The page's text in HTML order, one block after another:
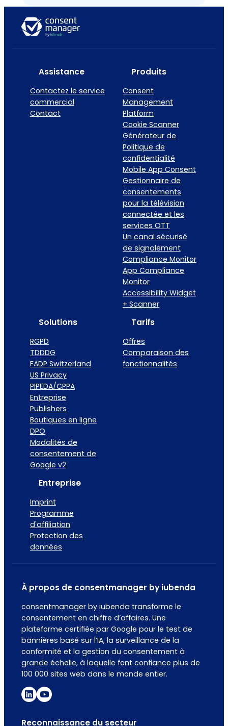
Assistance
Contactez le service
commercial
Contact
Produits
Consent
Management
Platform
Cookie Scanner
Générateur de
Politique de
confidentialité
Mobile App Consent
Gestionnaire de
consentements
pour la télévision
connectée et les
services OTT
Un canal sécurisé
de signalement
Compliance Monitor
App Compliance
Monitor
Accessibility Widget
+ Scanner
Solutions
RGPD
TDDDG
FADP Switzerland
US Privacy
PIPEDA/CPPA
Entreprise
Publishers
Boutiques en ligne
DPO
Modalités de
consentement de
Google v2
Tarifs
Offres
Comparaison des
fonctionnalités
Entreprise
Imprint
Programme
d'affiliation
Protection des
données
À propos de consentmanager by iubenda
consentmanager by iubenda transforme le
consentement en chiffre d’affaires. Une
plateforme certifiée par Google pour le test de
bannières basé sur l’IA, la surveillance de la
conformité et la gestion du consentement à
grande échelle, à laquelle font confiance plus de
100 000 sites web dans le monde entier.
Reconnaissance du secteur